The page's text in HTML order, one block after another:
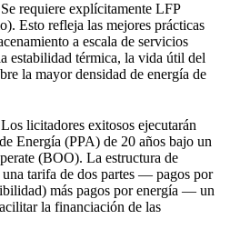
requiere explícitamente LFP
Esto refleja las mejores prácticas
a escala de servicios
estabilidad térmica, la vida útil del
la mayor densidad de energía de
licitadores exitosos ejecutarán
Energía (PPA) de 20 años bajo un
(BOO). La estructura de
una tarifa de dos partes — pagos por
más pagos por energía — un
la financiación de las